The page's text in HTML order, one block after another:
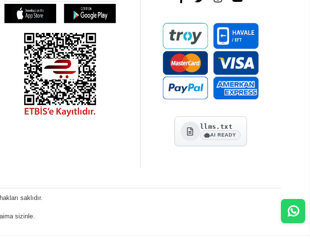
llms.txt
AI READY
saklıdır.
sizinle.